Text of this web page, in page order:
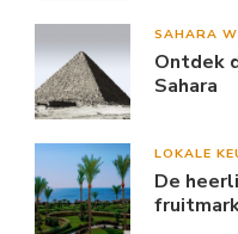
SAHARA
Ontdek
Sahara
LOKALE
De